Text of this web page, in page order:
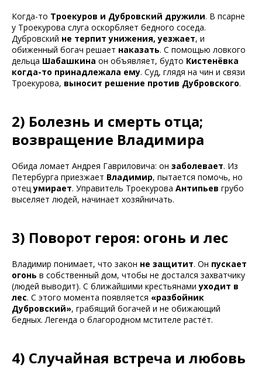
Когда-то Троекуров и Дубровский дружили. В псарне
у Троекурова слуга оскорбляет бедного соседа.
Дубровский не терпит унижения, уезжает, и
обиженный богач решает наказать. С помощью ловкого
дельца Шабашкина он объявляет, будто Кистенёвка
когда-то принадлежала ему. Суд, глядя на чин и связи
Троекурова, выносит решение против Дубровского.
2) Болезнь и смерть отца;
возвращение Владимира
Обида ломает Андрея Гавриловича: он заболевает. Из
Петербурга приезжает Владимир, пытается помочь, но
отецумирает. Управитель Троекурова Антипьев грубо
выселяет людей, начинает хозяйничать.
3) Поворот героя: огонь и лес
Владимир понимает, что закон не защитит. Он пускает
огонь в собственный дом, чтобы не достался захватчику
(людей выводит). С ближайшими крестьянамиуходит в
лес. С этого момента появляется «разбойник
Дубровский», грабящий богачей и не обижающий
бедных. Легенда о благородном мстителе растёт.
4) Случайная встреча и любовь